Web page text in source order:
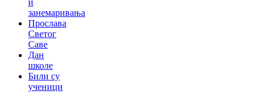
занемаривања
Прослава
Светог
Саве
Дан
школе
Били су
ученици